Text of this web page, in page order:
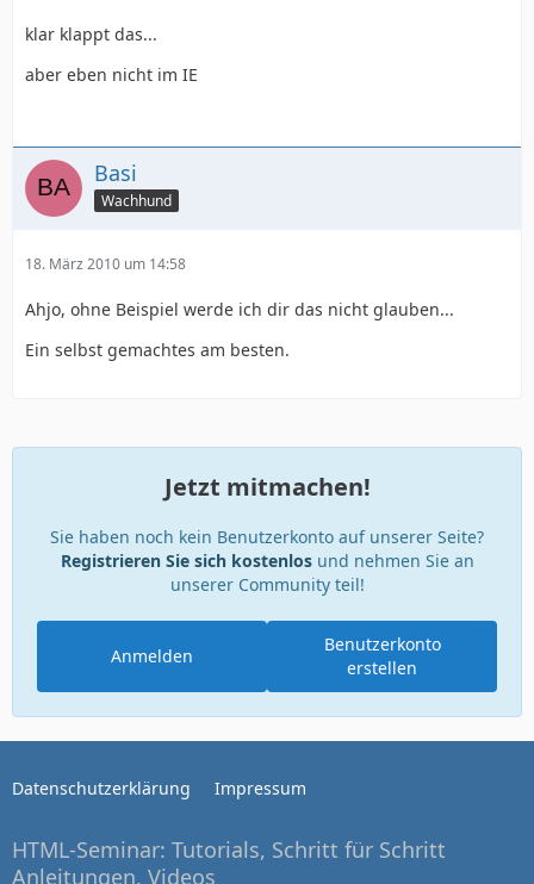
klar klappt das...
aber eben nicht im IE
Basi
Wachhund
18. März 2010 um 14:58
Ahjo, ohne Beispiel werde ich dir das nicht glauben...
Ein selbst gemachtes am besten.
Jetzt mitmachen!
Sie haben noch kein Benutzerkonto auf unserer Seite?
Registrieren Sie sich kostenlosund nehmen Sie an
unserer Community teil!
Benutzerkonto
erstellen
Anmelden
Datenschutzerklärung Impressum
HTML-Seminar: Tutorials, Schritt für Schritt
Anleitungen, Videos